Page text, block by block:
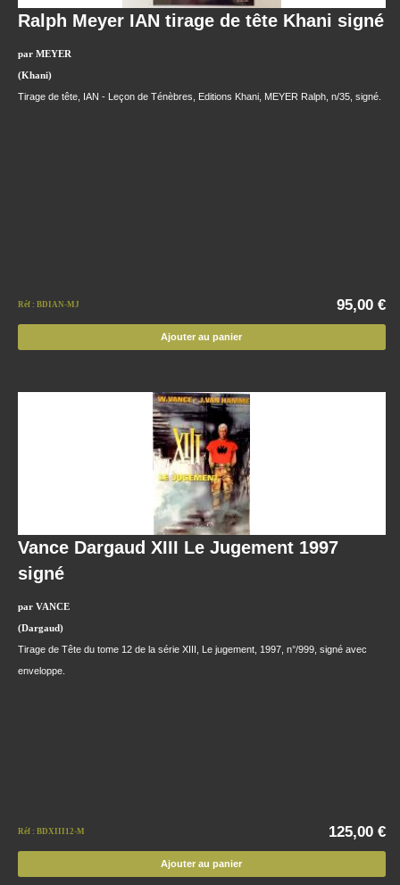
Ralph Meyer IAN tirage de tête Khani signé
par MEYER
(Khani)
Tirage de tête, IAN - Leçon de Ténèbres, Editions Khani, MEYER Ralph, n/35, signé.
Réf : BDIAN-MJ 95,00 €
Ajouter au panier
Vance Dargaud XIII Le Jugement 1997
signé
par VANCE
(Dargaud)
Tirage de Tête du tome 12 de la série XIII, Le jugement, 1997, n°/999, signé avec
enveloppe.
Réf : BDXIII12-M 125,00 €
Ajouter au panier